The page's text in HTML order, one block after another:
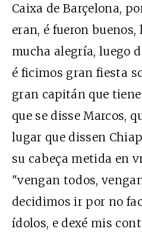
Caixa de Barçelona,
eran, é fueron buenos,
mucha alegría, luego
é ficimos gran fiesta
gran capitán que
que se disse Marcos,
lugar que dissen
su cabeça metida en
"vengan todos,
decidimos ir por no
ídolos, e dexé mis